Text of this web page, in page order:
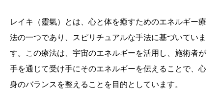
レイキ（靈氣）とは、心と体を癒すためのエネルギー療
法の一つであり、スピリチュアルな手法に基づいていま
す。この療法は、宇宙のエネルギーを活用し、施術者が
手を通じて受け手にそのエネルギーを伝えることで、心
身のバランスを整えることを目的としています。